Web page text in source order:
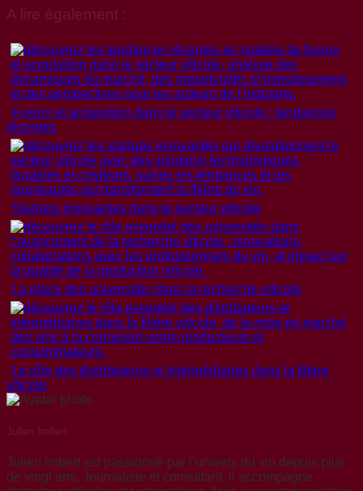
A lire également :
Fusion et acquisition dans le secteur viticole : tendances
récentes
Startups innovantes dans le secteur viticole
La place des universités dans la recherche viticole
Le rôle des distributeurs et intermédiaires dans la filière
viticole
Julien Imbert
Julien Imbert est passionné par l’univers du vin depuis plus
de vingt ans. Journaliste et consultant, il accompagne